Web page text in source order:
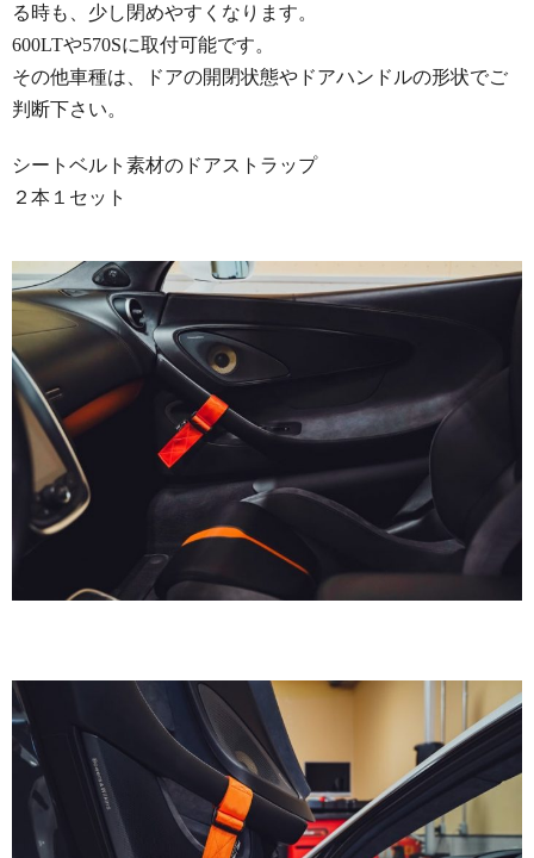
る時も、少し閉めやすくなります。
600LTや570Sに取付可能です。
その他車種は、ドアの開閉状態やドアハンドルの形状でご
判断下さい。
シートベルト素材のドアストラップ
２本１セット